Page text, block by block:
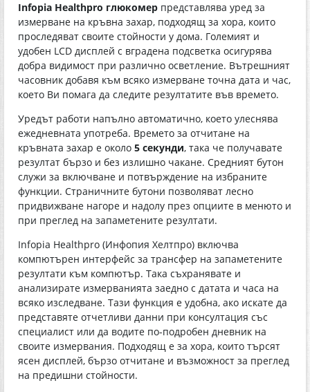
Infopia Healthpro глюкомер представлява уред за
измерване на кръвна захар, подходящ за хора, които
проследяват своите стойности у дома. Големият и
удобен LCD дисплей с вградена подсветка осигурява
добра видимост при различно осветление. Вътрешният
часовник добавя към всяко измерване точна дата и час,
което Ви помага да следите резултатите във времето.
Уредът работи напълно автоматично, което улеснява
ежедневната употреба. Времето за отчитане на
кръвната захар е около 5 секунди, така че получавате
резултат бързо и без излишно чакане. Средният бутон
служи за включване и потвърждение на избраните
функции. Страничните бутони позволяват лесно
придвижване нагоре и надолу през опциите в менюто и
при преглед на запаметените резултати.
Infopia Healthpro (Инфопия Хелтпро) включва
компютърен интерфейс за трансфер на запаметените
резултати към компютър. Така съхранявате и
анализирате измерванията заедно с датата и часа на
всяко изследване. Тази функция е удобна, ако искате да
представяте отчетливи данни при консултация със
специалист или да водите по-подробен дневник на
своите измервания. Подходящ е за хора, които търсят
ясен дисплей, бързо отчитане и възможност за преглед
на предишни стойности.